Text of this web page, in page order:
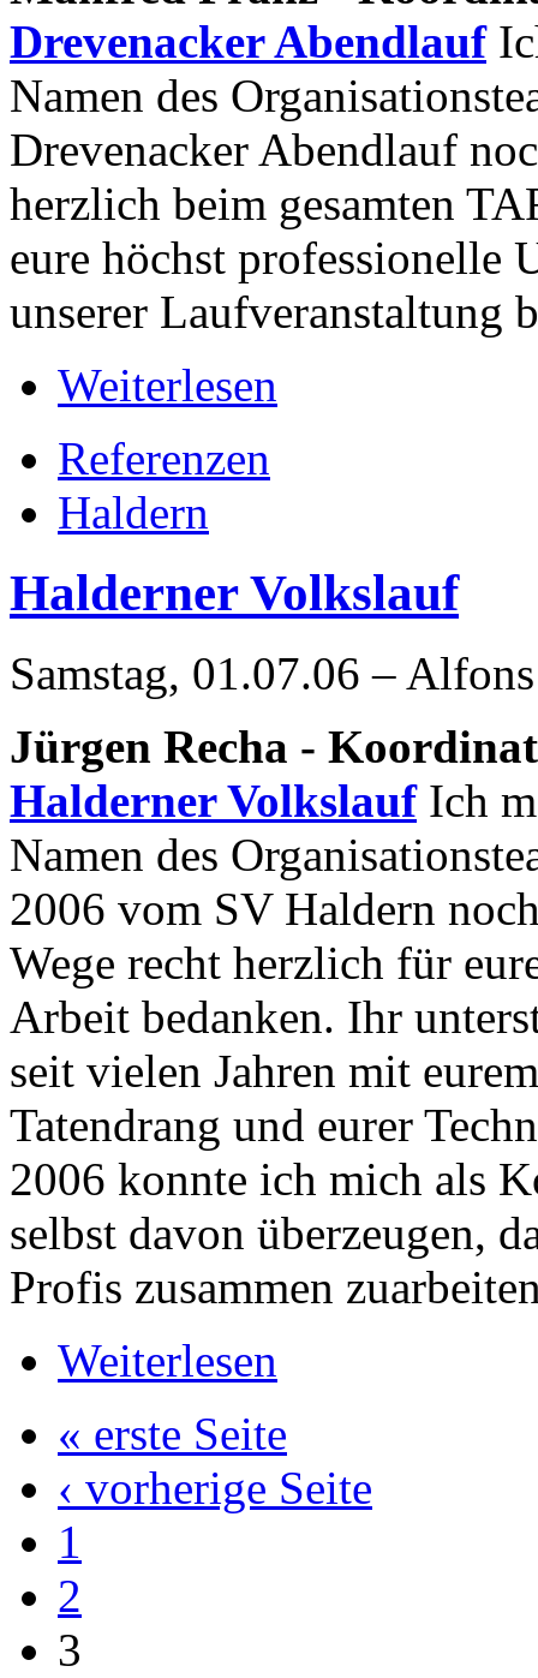
Drevenacker Abendlauf
Namen des
Drevenacker Abendlauf
herzlich beim gesamten
eure höchst professionelle
unserer Laufveranstaltung
Weiterlesen
Referenzen
Haldern
Halderner Volkslauf
Samstag, 01.07.06 –
Jürgen Recha -
Halderner VolkslaufIch
Namen des
2006 vom SV Haldern
Wege recht herzlich für
Arbeit bedanken. Ihr
seit vielen Jahren mit
Tatendrang und eurer
2006 konnte ich mich als
selbst davon überzeugen,
Profis zusammen
Weiterlesen
« erste Seite
‹ vorherige Seite
1
2
3